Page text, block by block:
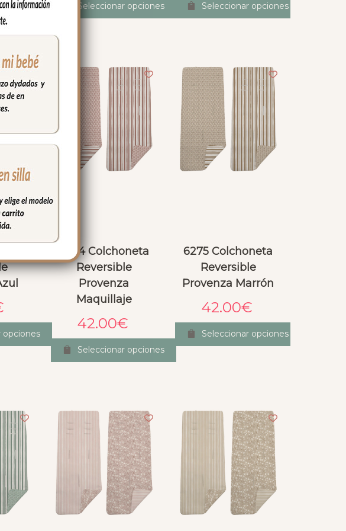
opciones Seleccionar opciones Seleccionar opciones
opciones
6274 Colchoneta
Reversible
Provenza
Maquillaje
42.00€
Seleccionar opciones
6275 Colchoneta
Reversible
Provenza Marrón
42.00€
Seleccionar opciones